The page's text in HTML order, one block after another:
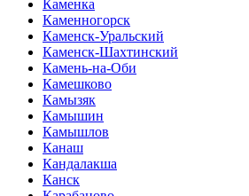
Каменка
Каменногорск
Каменск-Уральский
Каменск-Шахтинский
Камень-на-Оби
Камешково
Камызяк
Камышин
Камышлов
Канаш
Кандалакша
Канск